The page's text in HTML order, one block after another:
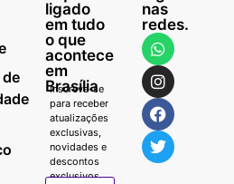
ligado
em tudo
o que
acontece
em
Brasília
Inscreva-se
para receber
atualizações
exclusivas,
novidades e
descontos
exclusivos.
nas
redes.